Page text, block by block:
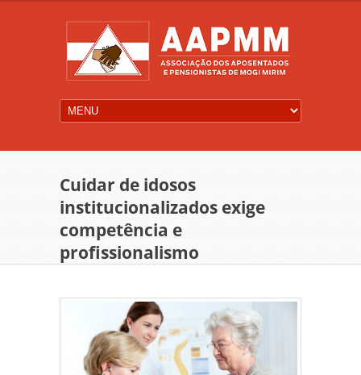
Cuidar de idosos
institucionalizados exige
competência e
profissionalismo